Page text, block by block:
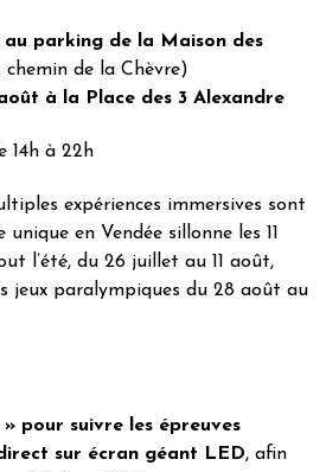
au parking de la Maison des
chemin de la Chèvre)
à la Place des 3 Alexandre
14h à 22h
expériences immersives sont
en Vendée sillonne les 11
l’été, du 26 juillet au 11 août,
jeux paralympiques du 28 août au
pour suivre les épreuves
sur écran géant LED, afin